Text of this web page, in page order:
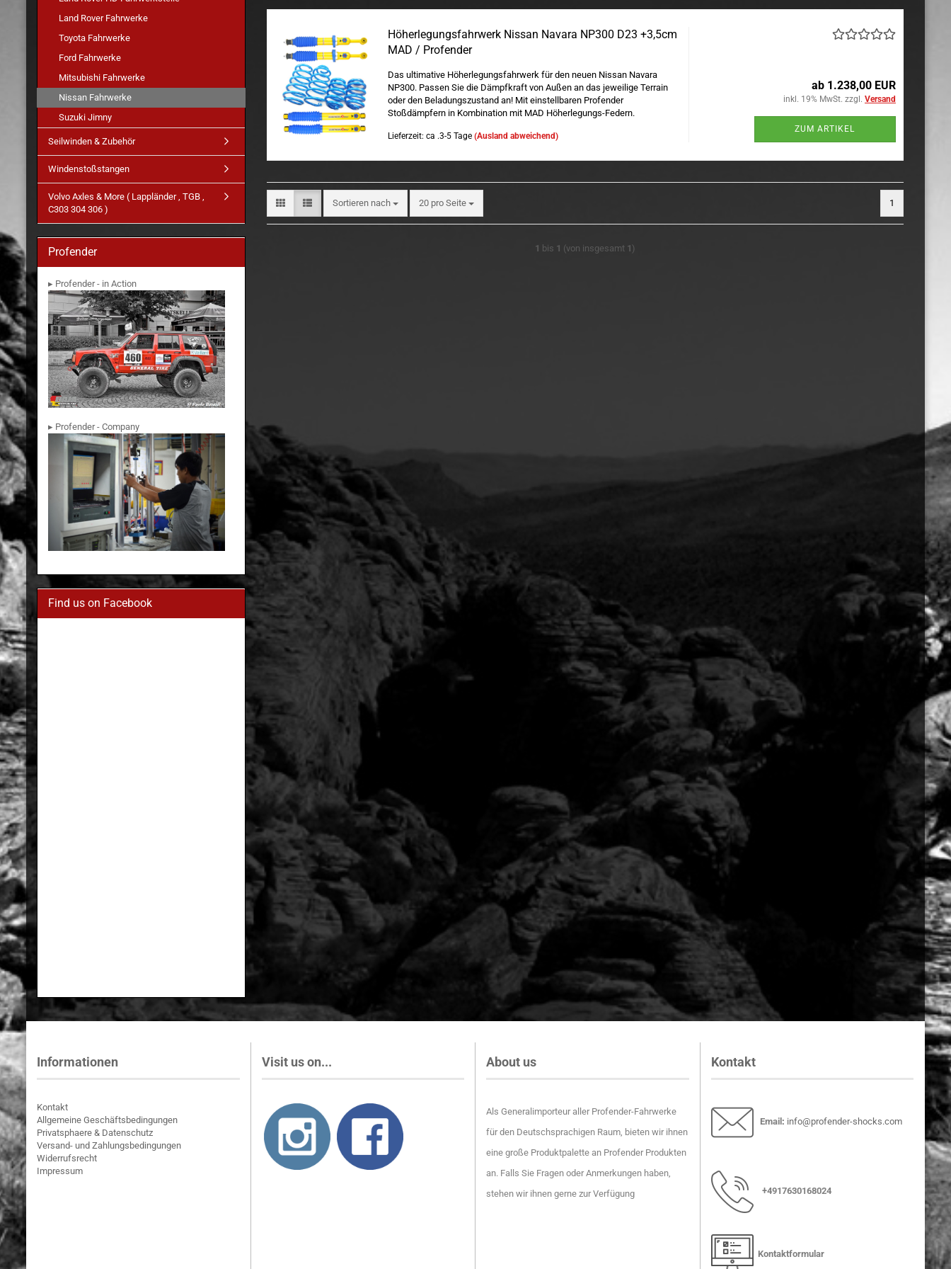
Höherlegungsfahrwerk Nissan Navara NP300 D23 +3,5cm
MAD / Profender
Das ultimative Höherlegungsfahrwerk für den neuen Nissan Navara
NP300. Passen Sie die Dämpfkraft von Außen an das jeweilige Terrain
oder den Beladungszustand an! Mit einstellbaren Profender
Stoßdämpfern in Kombination mit MAD Höherlegungs-Federn.
Lieferzeit: ca .3-5 Tage (Ausland abweichend)
ab 1.238,00 EUR
inkl. 19% MwSt. zzgl. Versand
ZUM ARTIKEL
Sortieren nach
Sortieren nach 20 pro Seite
pro Seite 1
1 bis 1 (von insgesamt 1 )
Land Rover Fahrwerke
Toyota Fahrwerke
Ford Fahrwerke
Mitsubishi Fahrwerke
Nissan Fahrwerke
Suzuki Jimny
Seilwinden & Zubehör
Windenstoßstangen
Volvo Axles & More ( Lappländer , TGB ,
C303 304 306 )
Profender
▸ Profender - in Action
▸ Profender - Company
Find us on Facebook
Informationen
Kontakt
Allgemeine Geschäftsbedingungen
Privatsphaere & Datenschutz
Versand- und Zahlungsbedingungen
Widerrufsrecht
Impressum
Visit us on... About us
Als Generalimporteur aller Profender-Fahrwerke
für den Deutschsprachigen Raum, bieten wir ihnen
eine große Produktpalette an Profender Produkten
an. Falls Sie Fragen oder Anmerkungen haben,
stehen wir ihnen gerne zur Verfügung
Kontakt
Email : info@profender-shocks.com
+4917630168024
Kontaktformular